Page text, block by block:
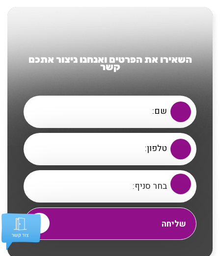
השאירו את הפרטים ואנחנו ניצור אתכם
קשר